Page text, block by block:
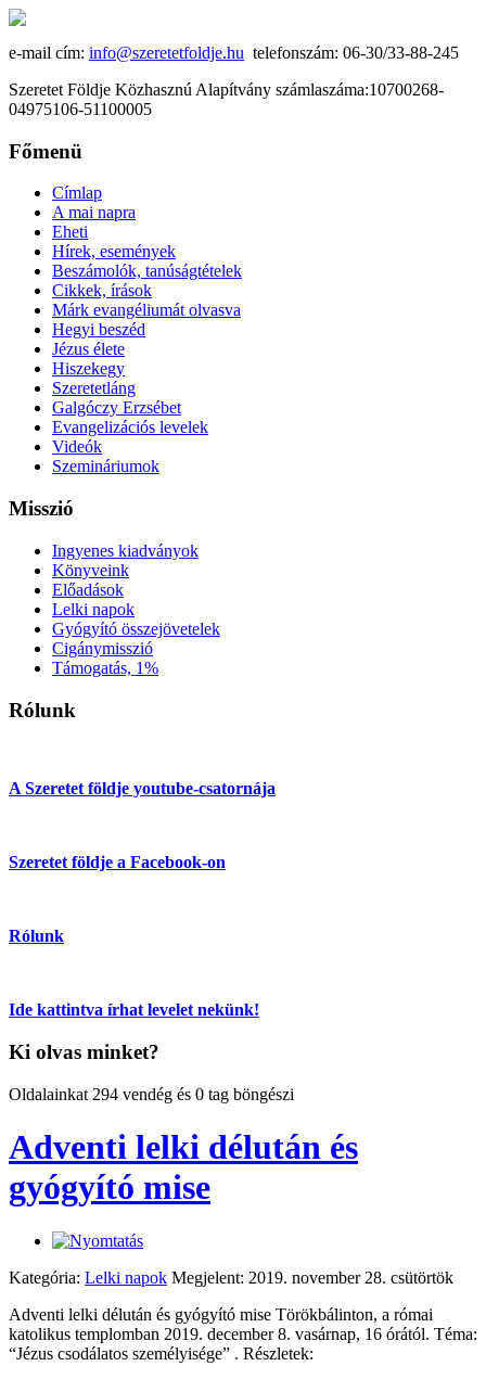
e-mail cím: info@szeretetfoldje.hu telefonszám: 06-30/33-88-245
Szeretet Földje Közhasznú Alapítvány számlaszáma:10700268-
04975106-51100005
Főmenü
Címlap
A mai napra
Eheti
Hírek, események
Beszámolók, tanúságtételek
Cikkek, írások
Márk evangéliumát olvasva
Hegyi beszéd
Jézus élete
Hiszekegy
Szeretetláng
Galgóczy Erzsébet
Evangelizációs levelek
Videók
Szemináriumok
Misszió
Ingyenes kiadványok
Könyveink
Előadások
Lelki napok
Gyógyító összejövetelek
Cigánymisszió
Támogatás, 1%
Rólunk
A Szeretet földje youtube-csatornája
Szeretet földje a Facebook-on
Rólunk
Ide kattintva írhat levelet nekünk!
Ki olvas minket?
Oldalainkat 294 vendég és 0 tag böngészi
Adventi lelki délután és
gyógyító mise
Kategória: Lelki napok Megjelent: 2019. november 28. csütörtök
Adventi lelki délután és gyógyító mise Törökbálinton, a római
katolikus templomban 2019. december 8. vasárnap, 16 órától. Téma:
“Jézus csodálatos személyisége” . Részletek: